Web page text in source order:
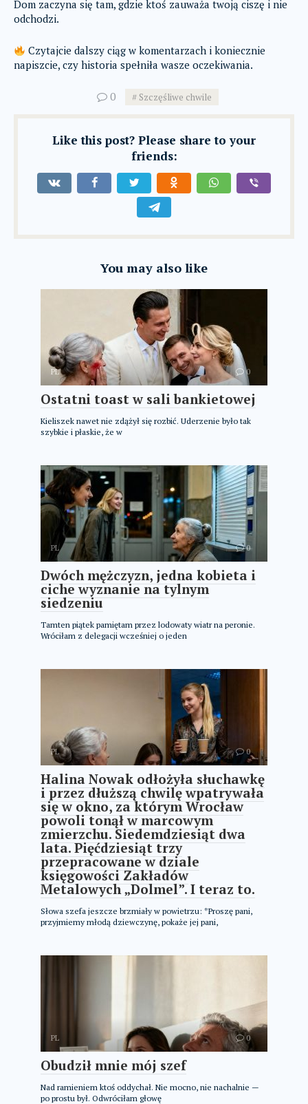
Dom zaczyna się tam, gdzie ktoś zauważa twoją ciszę i nie
odchodzi.
Czytajcie dalszy ciąg w komentarzach i koniecznie
napiszcie, czy historia spełniła wasze oczekiwania.
0 Szczęśliwe chwile
Like this post? Please share to your
friends:
You may also like
PL 0
Ostatni toast w sali bankietowej
Kieliszek nawet nie zdążył się rozbić. Uderzenie było tak
szybkie i płaskie, że w
PL 0
Dwóch mężczyzn, jedna kobieta i
ciche wyznanie na tylnym
siedzeniu
Tamten piątek pamiętam przez lodowaty wiatr na peronie.
Wróciłam z delegacji wcześniej o jeden
PL 0
Halina Nowak odłożyła słuchawkę
i przez dłuższą chwilę wpatrywała
się w okno, za którym Wrocław
powoli tonął w marcowym
zmierzchu. Siedemdziesiąt dwa
lata. Pięćdziesiąt trzy
przepracowane w dziale
księgowości Zakładów
Metalowych „Dolmel”. I teraz to.
Słowa szefa jeszcze brzmiały w powietrzu: *Proszę pani,
przyjmiemy młodą dziewczynę, pokaże jej pani,
PL 0
Obudził mnie mój szef
Nad ramieniem ktoś oddychał. Nie mocno, nie nachalnie —
po prostu był. Odwróciłam głowę